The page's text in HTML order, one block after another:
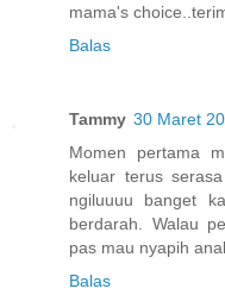
mama's
Balas
Tammy 30 Maret
Momen pertama
keluar terus
ngiluuuu banget
berdarah. Walau
pas mau nyapih
Balas